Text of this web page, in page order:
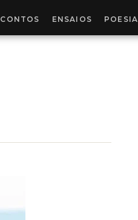
CONTOS ENSAIOS POESIA